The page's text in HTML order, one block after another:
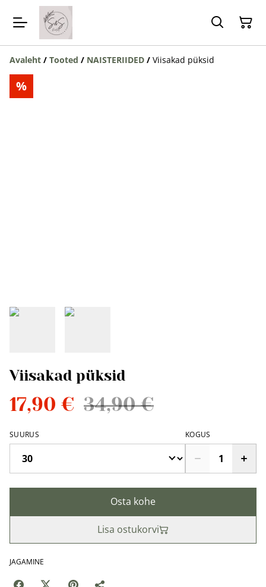
Avaleht / Tooted / NAISTERIIDED / Viisakad püksid
%
Viisakad püksid
17,90 € 34,90 €
SUURUS KOGUS
Osta kohe
Lisa ostukorvi
JAGAMINE